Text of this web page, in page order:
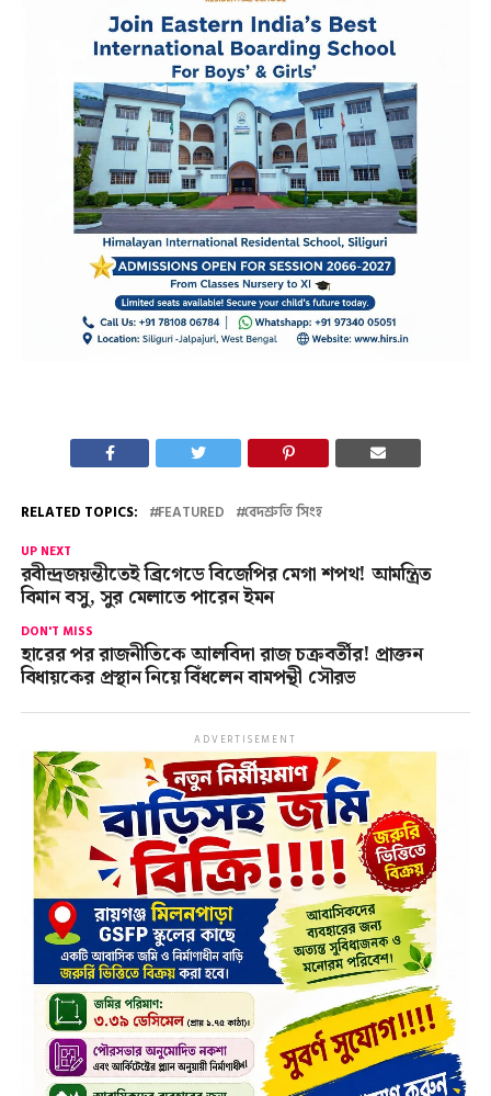
RELATED TOPICS: FEATURED বেদশ্রুতি সিংহ
UP NEXT
রবীন্দ্রজয়ন্তীতেই ব্রিগেডে বিজেপির মেগা শপথ! আমন্ত্রিত
বিমান বসু, সুর মেলাতে পারেন ইমন
DON'T MISS
হারের পর রাজনীতিকে আলবিদা রাজ চক্রবর্তীর! প্রাক্তন
বিধায়কের প্রস্থান নিয়ে বিঁধলেন বামপন্থী সৌরভ
ADVERTISEMENT